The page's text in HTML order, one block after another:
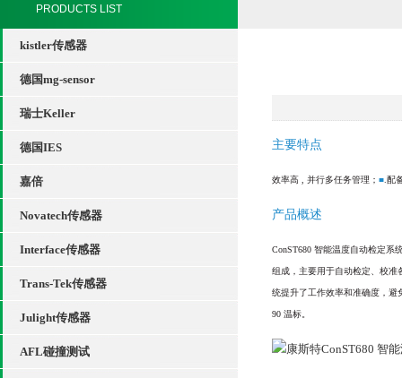
PRODUCTS LIST
kistler传感器
德国mg-sensor
瑞士Keller
德国IES
嘉倍
Novatech传感器
Interface传感器
Trans-Tek传感器
Julight传感器
AFL碰撞测试
主要特点
效率高 , 并行多任务管理； ■ .配
产品概述
ConST680 智能温度自动检定系
组成，主要用于自动检定、校准
统提升了工作效率和准确度，避
90 温标。